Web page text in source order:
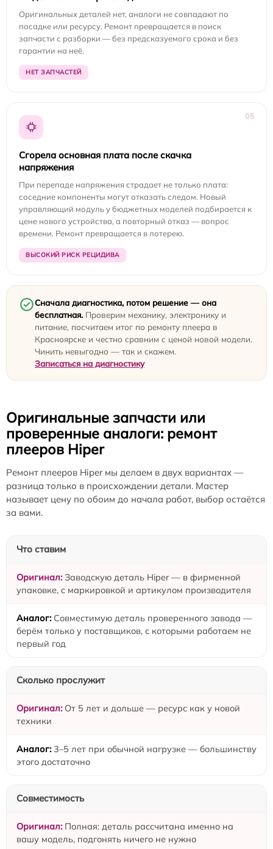
Оригинальных деталей нет, аналоги не совпадают по
посадке или ресурсу. Ремонт превращается в поиск
запчасти с разборки — без предсказуемого срока и без
гарантии на неё.
НЕТ ЗАПЧАСТЕЙ
05
Сгорела основная плата после скачка
напряжения
При перепаде напряжения страдает не только плата:
соседние компоненты могут отказать следом. Новый
управляющий модуль у бюджетных моделей подбирается к
цене нового устройства, а повторный отказ — вопрос
времени. Ремонт превращается в лотерею.
ВЫСОКИЙ РИСК РЕЦИДИВА
Сначала диагностика, потом решение — она
бесплатная. Проверим механику, электронику и
питание, посчитаем итог по ремонту плеера в
Красноярске и честно сравним с ценой новой модели.
Чинить невыгодно — так и скажем.
Записаться на диагностику
Оригинальные запчасти или
проверенные аналоги: ремонт
плееров Hiper
Ремонт плееров Hiper мы делаем в двух вариантах —
разница только в происхождении детали. Мастер
называет цену по обоим до начала работ, выбор остаётся
за вами.
Что ставим
Заводскую деталь Hiper — в фирменной
упаковке, с маркировкой и артикулом производителя
Совместимую деталь проверенного завода —
берём только у поставщиков, с которыми работаем не
первый год
Сколько прослужит
От 5 лет и дольше — ресурс как у новой
техники
3–5 лет при обычной нагрузке — большинству
этого достаточно
Совместимость
Полная: деталь рассчитана именно на
вашу модель, подгонять ничего не нужно